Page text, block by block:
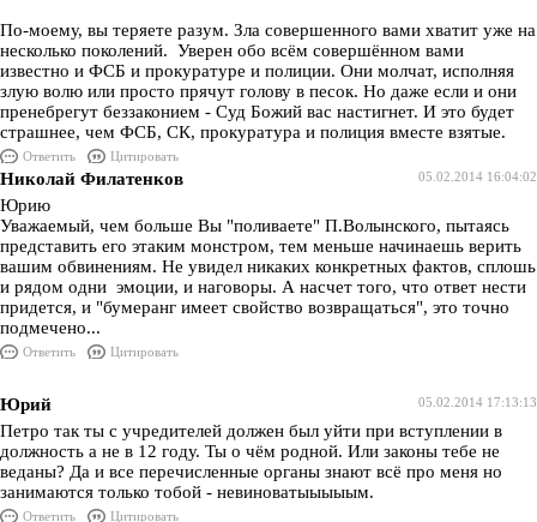
По-моему, вы теряете разум. Зла совершенного вами хватит уже на
несколько поколений. Уверен обо всём совершённом вами
известно и ФСБ и прокуратуре и полиции. Они молчат, исполняя
злую волю или просто прячут голову в песок. Но даже если и они
пренебрегут беззаконием - Суд Божий вас настигнет. И это будет
страшнее, чем ФСБ, СК, прокуратура и полиция вместе взятые.
Ответить
Цитировать
05.02.2014 16:04:02
Николай Филатенков
Юрию
Уважаемый, чем больше Вы "поливаете" П.Волынского, пытаясь
представить его этаким монстром, тем меньше начинаешь верить
вашим обвинениям. Не увидел никаких конкретных фактов, сплошь
и рядом одни эмоции, и наговоры. А насчет того, что ответ нести
придется, и "бумеранг имеет свойство возвращаться", это точно
подмечено...
Ответить Цитировать
05.02.2014 17:13:13
Юрий
Петро так ты с учредителей должен был уйти при вступлении в
должность а не в 12 году. Ты о чём родной. Или законы тебе не
веданы? Да и все перечисленные органы знают всё про меня но
занимаются только тобой - невиноватыыыыым.
Ответить Цитировать